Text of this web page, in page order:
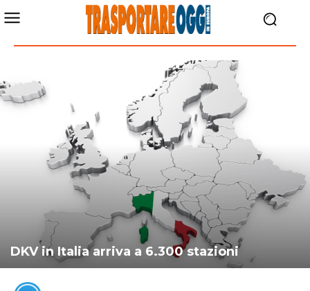
DKV in Italia arriva a 6.300 stazioni